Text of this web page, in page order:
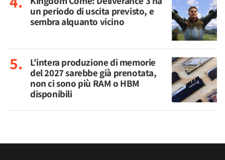
un periodo di uscita previsto, e
sembra alquanto vicino
L'intera produzione di memorie
del 2027 sarebbe già prenotata,
non ci sono più RAM o HBM
disponibili